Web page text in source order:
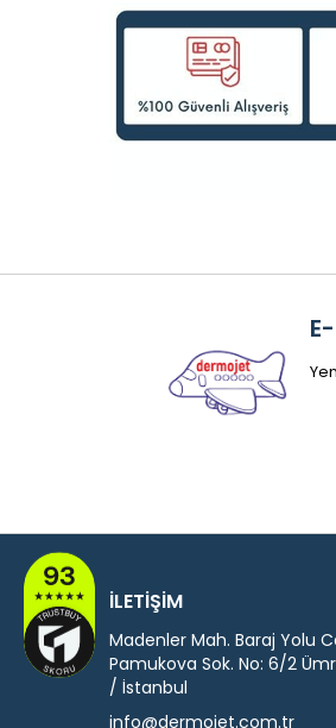
İLETİŞİM
Madenler Mah. Baraj Yolu
Pamukova Sok. No: 6/2
/ İstanbul
info@dermojet.com.tr